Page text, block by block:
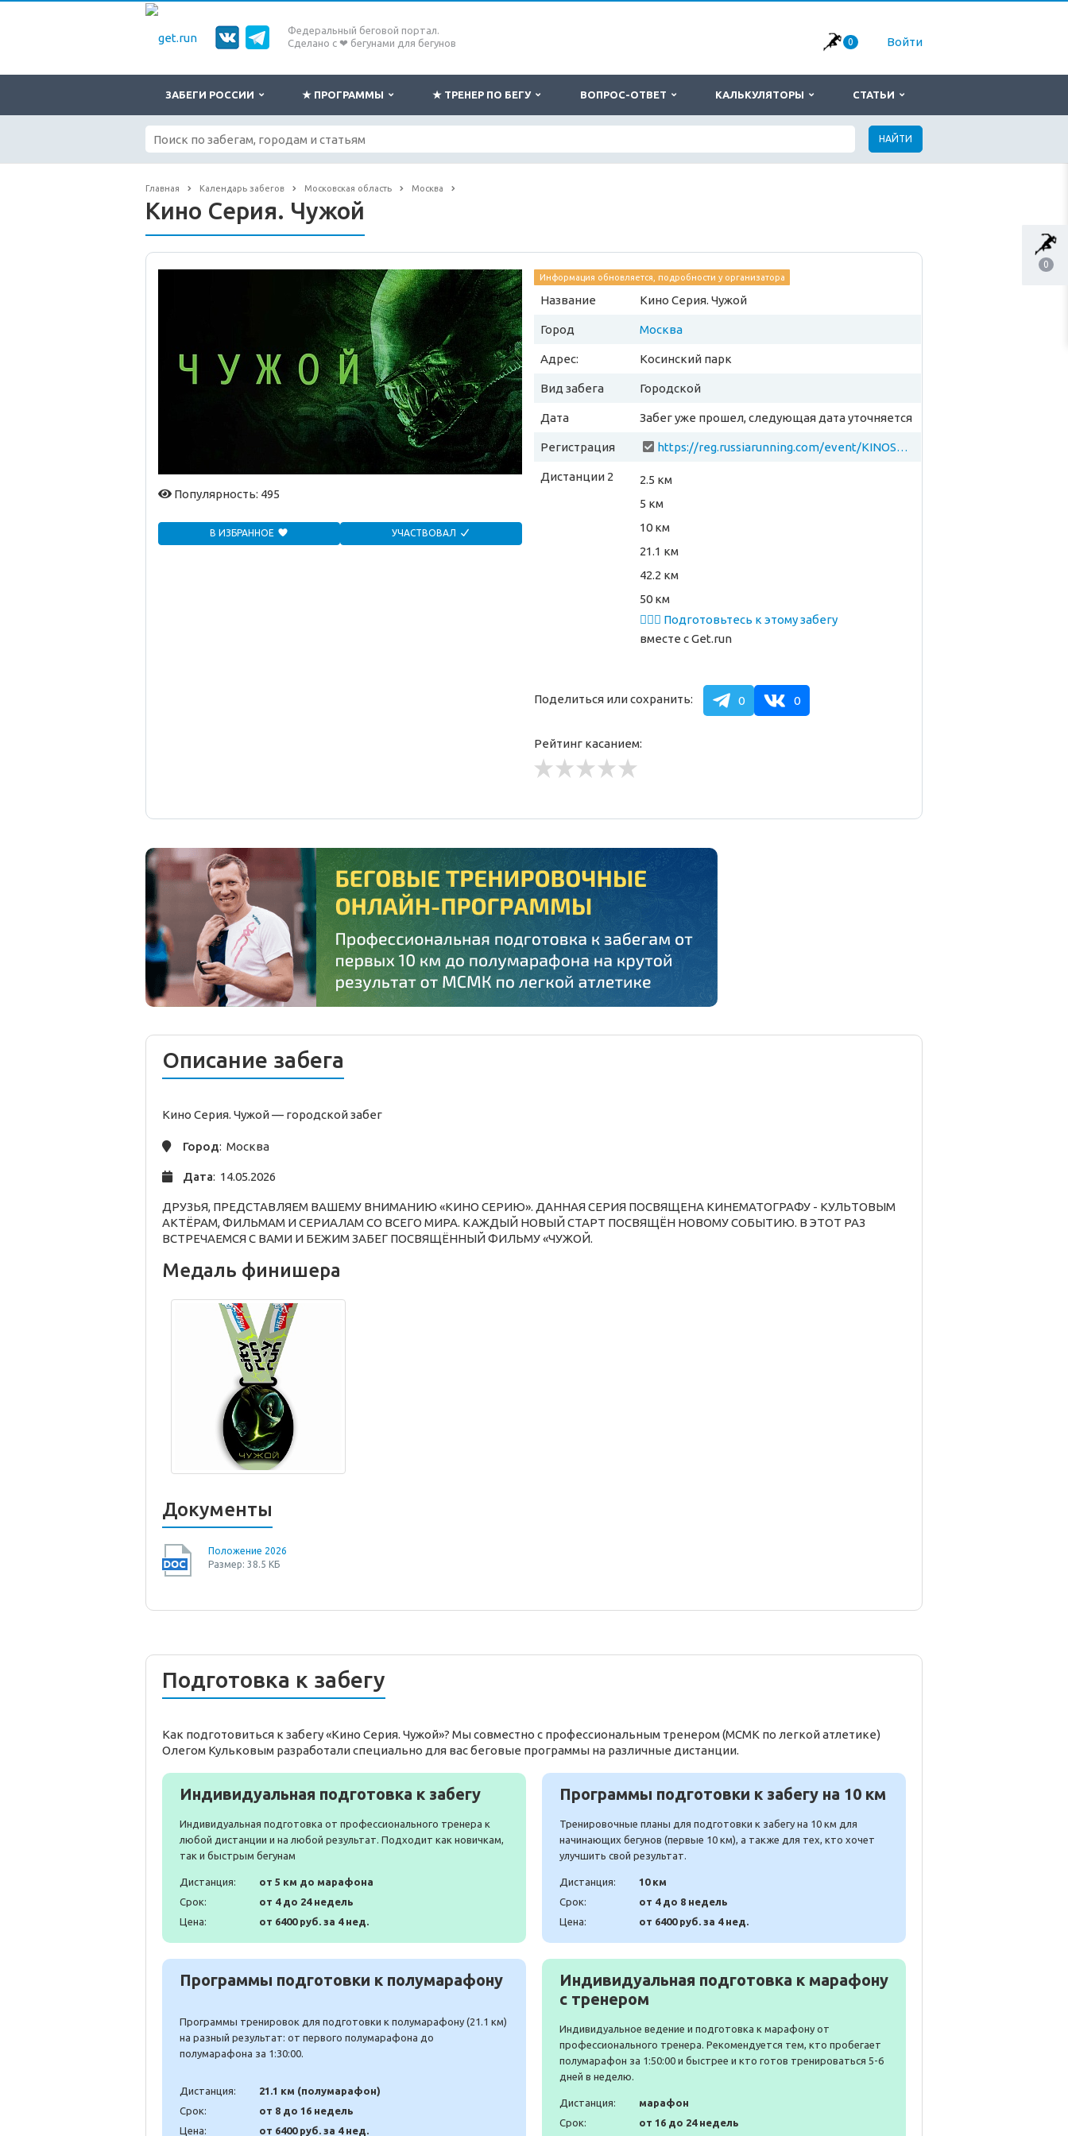
0
Федеральный беговой портал.
Сделано с ❤ бегунами для бегунов
0 Войти
ЗАБЕГИ РОССИИ ★ ПРОГРАММЫ ★ ТРЕНЕР ПО БЕГУ ВОПРОС-ОТВЕТ КАЛЬКУЛЯТОРЫ СТАТЬИ
НАЙТИ
Главная Календарь забегов Московская область Москва
Кино Серия. Чужой
Популярность: 495
В ИЗБРАННОЕ УЧАСТВОВАЛ
Информация обновляется, подробности у организатора
Название Кино Серия. Чужой
Город Москва
Адрес: Косинский парк
Вид забега Городской
Дата Забег уже прошел, следующая дата уточняется
Регистрация https://reg.russiarunning.com/event/KINOSERIYaChUZhOY?scrollToTop=1
Дистанции 2
2.5 км
5 км
10 км
21.1 км
42.2 км
50 км
🏃🏻‍♂️ Подготовьтесь к этому забегу
вместе с Get.run
Поделиться или сохранить: 0 0
Рейтинг касанием:
Описание забега
Кино Серия. Чужой — городскойзабег
Город: Москва
Дата: 14.05.2026
ДРУЗЬЯ, ПРЕДСТАВЛЯЕМ ВАШЕМУ ВНИМАНИЮ «КИНО СЕРИЮ». ДАННАЯ СЕРИЯ ПОСВЯЩЕНА КИНЕМАТОГРАФУ - КУЛЬТОВЫМ
АКТЁРАМ, ФИЛЬМАМ И СЕРИАЛАМ СО ВСЕГО МИРА. КАЖДЫЙ НОВЫЙ СТАРТ ПОСВЯЩЁН НОВОМУ СОБЫТИЮ. В ЭТОТ РАЗ
ВСТРЕЧАЕМСЯ С ВАМИ И БЕЖИМ ЗАБЕГ ПОСВЯЩЁННЫЙ ФИЛЬМУ «ЧУЖОЙ.
Медаль финишера
Документы
Положение 2026
Размер: 38.5 КБ
Подготовка к забегу
Как подготовиться к забегу «Кино Серия. Чужой»? Мы совместно с профессиональным тренером (МСМК по легкой атлетике)
Олегом Кульковым разработали специально для вас беговые программы на различные дистанции.
Индивидуальная подготовка к забегу
Индивидуальная подготовка от профессионального тренера к
любой дистанции и на любой результат. Подходит как новичкам,
так и быстрым бегунам
Дистанция:
от 5 км до марафона
Срок:
от 4 до 24 недель
Цена:
от 6400 руб. за 4 нед.
Программы подготовки к забегу на 10 км
Тренировочные планы для подготовки к забегу на 10 км для
начинающих бегунов (первые 10 км), а также для тех, кто хочет
улучшить свой результат.
Дистанция:
10 км
Срок:
от 4 до 8 недель
Цена:
от 6400 руб. за 4 нед.
Программы подготовки к полумарафону
Программы тренировок для подготовки к полумарафону (21.1 км)
на разный результат: от первого полумарафона до
полумарафона за 1:30:00.
Дистанция:
21.1 км (полумарафон)
Срок:
от 8 до 16 недель
Цена:
от 6400 руб. за 4 нед.
Индивидуальная подготовка к марафону
с тренером
Индивидуальное ведение и подготовка к марафону от
профессионального тренера. Рекомендуется тем, кто пробегает
полумарафон за 1:50:00 и быстрее и кто готов тренироваться 5-6
дней в неделю.
Дистанция:
марафон
Срок:
от 16 до 24 недель